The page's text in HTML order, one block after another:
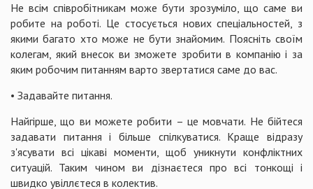
Не всім співробітникам може бути зрозуміло, що саме ви
робите на роботі. Це стосується нових спеціальностей, з
якими багато хто може не бути знайомим. Поясніть своїм
колегам, який внесок ви зможете зробити в компанію і за
яким робочим питанням варто звертатися саме до вас.
• Задавайте питання.
Найгірше, що ви можете робити – це мовчати. Не бійтеся
задавати питання і більше спілкуватися. Краще відразу
з'ясувати всі цікаві моменти, щоб уникнути конфліктних
ситуацій. Таким чином ви дізнаєтеся про всі тонкощі і
швидко увіллєтеся в колектив.